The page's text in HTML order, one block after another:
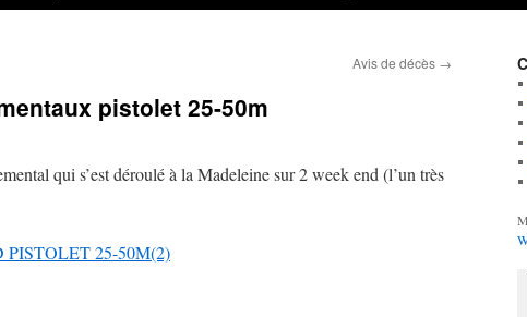
Avis de décès →
pistolet 25-50m
qui s’est déroulé à la Madeleine sur 2 week end (l’un très
25-50M(2)